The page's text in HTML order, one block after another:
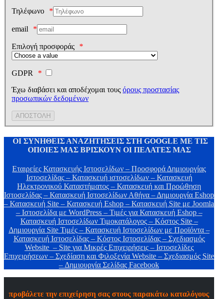
Τηλέφωνο
email
Επιλογή προσφοράς
GDPR
Έχω διαβάσει και αποδέχομαι τους όρους προστασίας
προσωπικών δεδομένων
ΟΙ ΣΥΝΗΘΕΙΣ ΑΝΑΖΗΤΗΣΕΙΣ ΣΤΗ GOOGLE ΜΕ ΤΙΣ
ΟΠΟΙΕΣ ΜΑΣ ΒΡΙΣΚΟΥΝ ΟΙ ΠΕΛΑΤΕΣ ΜΑΣ
Εταιρείες Κατασκευής Ιστοσελίδων – Προσφορά Δημιουργίας
Ιστοσελίδας – Κατασκευή ιστοσελίδων – Κατασκευή
Ηλεκτρονικού Καταστήματος – Κατασκευή και Προώθηση
Ιστοσελίδας – Κατασκευή Iστοσελίδων Αθήνα – Δημιουργία Eshop
– Κατασκευή Site – Κατασκευή Eshop – Κατασκευή Site με Joomla
– Ιστοσελίδα με WordPress – Τιμές για Κατασκευή Eshop –
Κατασκευή Ιστοσελίδων Τιμοκατάλογος – Κόστος Site –
Δημιουργία Site Τιμές – Κατασκευή Ιστοσελίδων με Προϊόντα –
Κατασκευή Ιστοσελίδας – Κόστος Ιστοσελίδας – Σχεδιασμός
Website – Site για Μικρές Επιχειρήσεις – Ιστοσελίδες
Επιχειρήσεων – Σχεδίαση και Φιλοξενία Website – Σχεδιασμός Site
– Δημιουργία Σελίδας Facebook
προβάλετε την επιχείρηση σας στους παρακάτω καταλόγους